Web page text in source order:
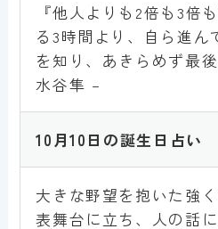
『他人よりも2倍も3倍
る3時間より、自ら進ん
を知り、あきらめず最
水谷隼 –
10月10日 の誕生日占い
大きな野望を抱いた強
表舞台に立ち、人の話